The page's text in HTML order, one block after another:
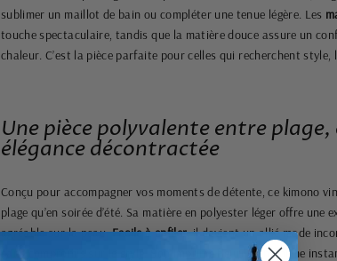
sublimer un maillot de bain ou compléter une tenue légère. Les
touche spectaculaire, tandis que la matière douce assure un
chaleur. C’est la pièce parfaite pour celles qui recherchent
Une pièce polyvalente entre
élégance décontractée
Conçu pour accompagner vos moments de détente, ce kimono
plage qu’en soirée d’été. Sa matière en polyester léger offre
agréable sur la peau.Facile à enfiler, il devient un allié mode
sans compromis sur le style. Son imprimé fleuri transforme